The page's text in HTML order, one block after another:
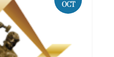
OCT